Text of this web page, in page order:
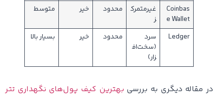
Coinbas
e Wallet
غیرمتمرک
ز
محدود خیر متوسط
Ledger
سرد
(سخت‌اف
زار)
محدود خیر بسیار بالا
در مقاله دیگری به بررسی بهترین کیف پول‌های نگهداری تتر